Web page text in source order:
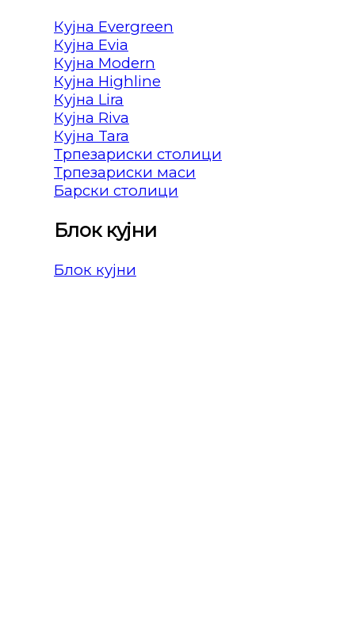
Кујна Evergreen
Кујна Evia
Кујна Modern
Кујна Highline
Кујна Lira
Кујна Riva
Кујна Tara
Трпезариски столици
Трпезариски маси
Барски столици
Блок кујни
Блок кујни